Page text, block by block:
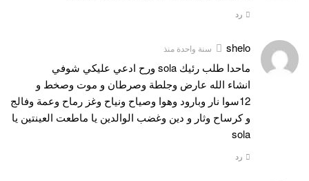
رد
shelo سنة واحدة منذ
ماحدا طلب رئيك sola ورح ادعي عليكي شوفي
انشاء الله عارض وجلطة وصرطان و موت وصخط و
12سوا نار وبارود وهوا وصياح ونياح وغز رماح وعمة وفالج
و كرساح وثار و دين وغضب الوالدين يا ماطعت العينتين يا
sola
رد